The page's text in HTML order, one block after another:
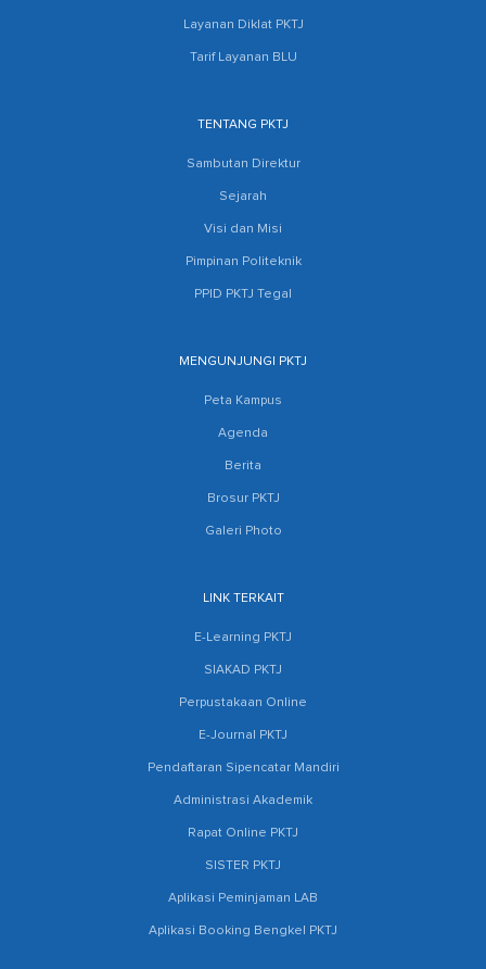
Layanan Diklat PKTJ
Tarif Layanan BLU
TENTANG PKTJ
Sambutan Direktur
Sejarah
Visi dan Misi
Pimpinan Politeknik
PPID PKTJ Tegal
MENGUNJUNGI PKTJ
Peta Kampus
Agenda
Berita
Brosur PKTJ
Galeri Photo
LINK TERKAIT
E-Learning PKTJ
SIAKAD PKTJ
Perpustakaan Online
E-Journal PKTJ
Pendaftaran Sipencatar Mandiri
Administrasi Akademik
Rapat Online PKTJ
SISTER PKTJ
Aplikasi Peminjaman LAB
Aplikasi Booking Bengkel PKTJ